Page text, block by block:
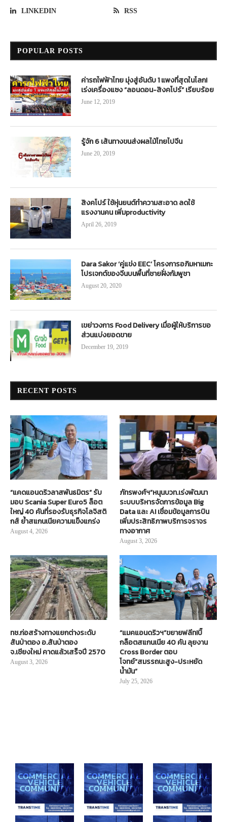
LINKEDIN RSS
POPULAR POSTS
ค่ารถไฟฟ้าไทย มุ่งสู่อันดับ 1 แพงที่สุดในโลก!
เร่งเครื่องแซง “ลอนดอน-สิงคโปร์” เรียบร้อย
June 12, 2019
รู้จัก 6 เส้นทางขนส่งผลไม้ไทยไปจีน
June 20, 2019
สิงคโปร์ ใช้หุ่นยนต์ทำความสะอาด ลดใช้
แรงงานคน เพิ่มproductivity
April 26, 2019
Dara Sakor ‘คู่แข่ง EEC’ โครงการอภิมหาเมกะ
โปรเจกต์ของจีนบนพื้นที่ชายฝั่งกัมพูชา
August 20, 2020
เขย่าวงการ Food Delivery เมื่อผู้ให้บริการขอ
ส่วนแบ่งยอดขาย
December 19, 2019
RECENT POSTS
“แคดแอนดริวลาสพันธมิตร” รับ
มอบ Scania Super Euro5 ล็อต
ใหญ่ 40 คันที่รองรับธุรกิจโลจิสติ
กส์ ย้ำสแกนเนียความแข็งแกร่ง
August 4, 2026
ภัทรพงศ์ฯ”หนุนบวท.เร่งพัฒนา
ระบบบริหารจัดการข้อมูล Big
Data และ AI เชื่อมข้อมูลการบิน
เพิ่มประสิทธิภาพบริการจราจร
ทางอากาศ
August 3, 2026
ทช.ก่อสร้างทางแยกต่างระดับ
สันป่าตอง อ.สันป่าตอง
จ.เชียงใหม่ คาดแล้วเสร็จปี 2570
August 3, 2026
“แมคแอนดริวฯ”ขยายฟลีท!บิ๊
กล็อตสแกนเนีย 40 คัน ลุยงาน
Cross Border ตอบ
โจทย์“สมรรถนะสูง-ประหยัด
น้ำมัน”
July 25, 2026